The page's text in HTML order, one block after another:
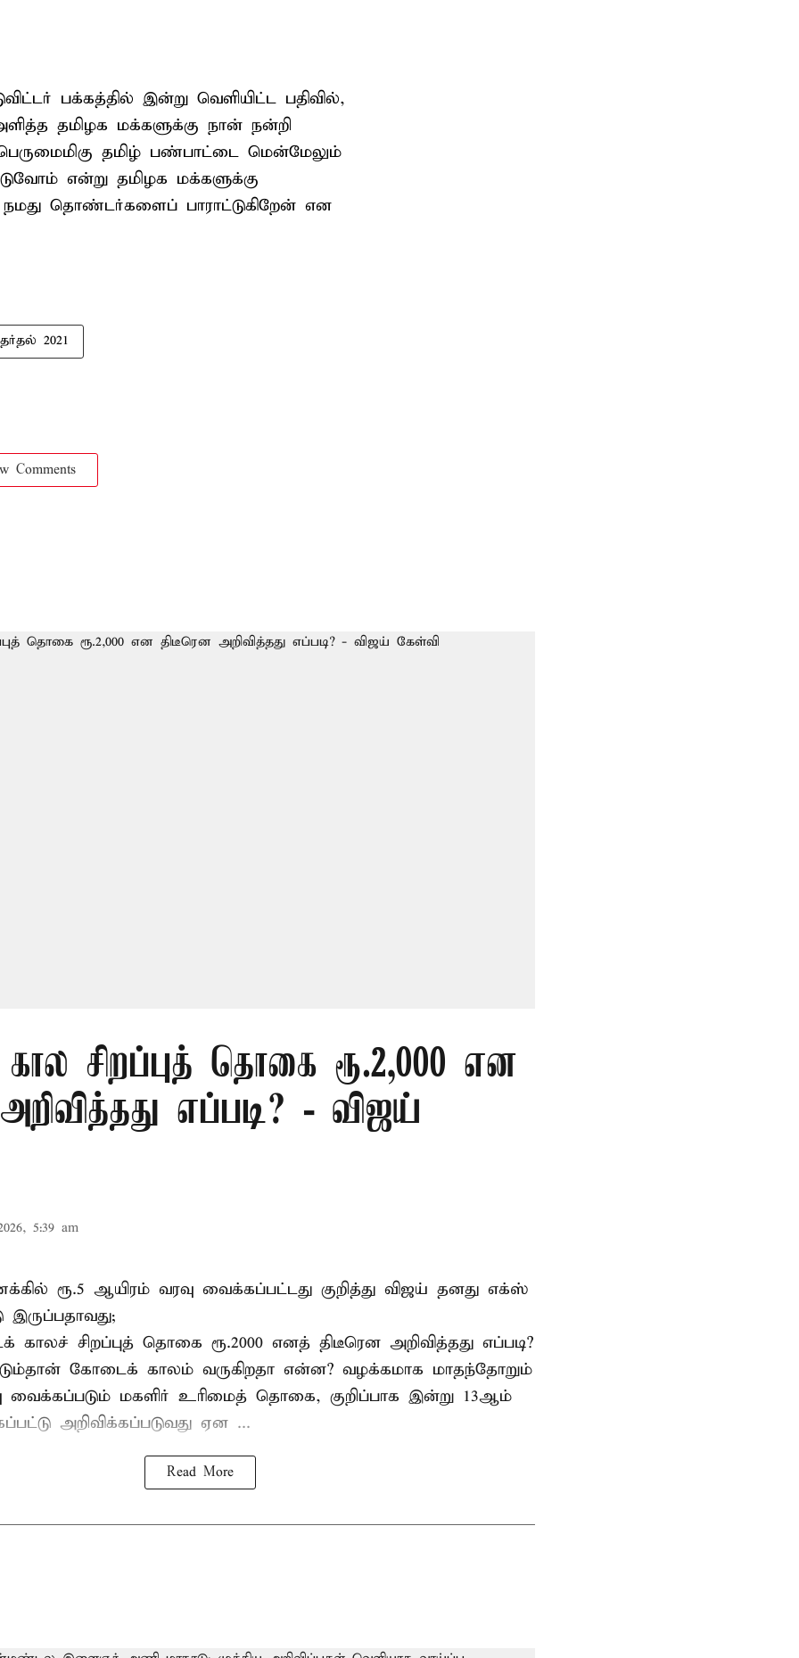
பக்கத்தில் இன்று வெளியிட்ட பதிவில்,
தமிழக மக்களுக்கு நான் நன்றி
பெருமைமிகு தமிழ் பண்பாட்டை மென்மேலும்
என்று தமிழக மக்களுக்கு
தொண்டர்களைப் பாராட்டுகிறேன் என
2021
Comments
சிறப்புத் தொகை ரூ.2,000 என
எப்படி? - விஜய்
5:39 am
ரூ.5 ஆயிரம் வரவு வைக்கப்பட்டது குறித்து விஜய் தனது எக்ஸ்
இருப்பதாவது;
காலச் சிறப்புத் தொகை ரூ.2000 எனத் திடீரென அறிவித்தது எப்படி?
கோடைக் காலம் வருகிறதா என்ன? வழக்கமாக மாதந்தோறும்
வைக்கப்படும் மகளிர் உரிமைத் தொகை, குறிப்பாக இன்று 13ஆம்
அறிவிக்கப்படுவது ஏன ...
Read More